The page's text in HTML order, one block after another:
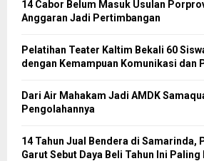
14 Cabor Belum Masuk Usulan
Anggaran Jadi Pertimbangan
Pelatihan Teater Kaltim Bekali 60
dengan Kemampuan Komunikasi dan
Dari Air Mahakam Jadi AMDK
Pengolahannya
14 Tahun Jual Bendera di Samarinda,
Garut Sebut Daya Beli Tahun Ini Paling